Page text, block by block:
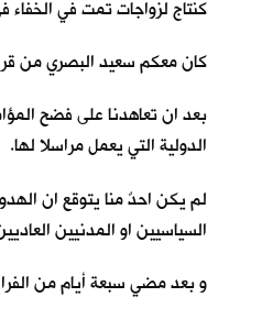
كنتاج لزواجات تمت في
كان معكم سعيد البصري من
بعد ان تعاهدنا على فضح
الدولية التي يعمل مراسلا لها.
لم يكن احدٌ منا يتوقع ان
السياسيين او المدنيين
و بعد مضي سبعة أيام من